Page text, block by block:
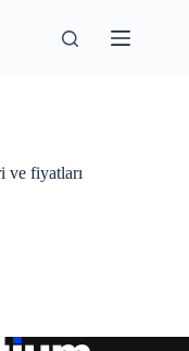
ve fiyatları